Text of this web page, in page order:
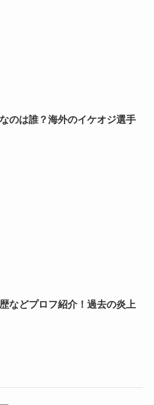
のは誰？海外のイケオジ選手
などプロフ紹介！過去の炎上